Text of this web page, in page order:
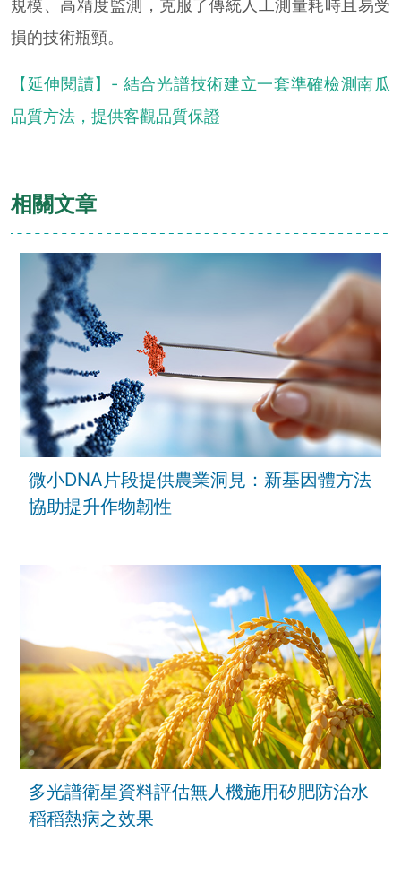
規模、高精度監測，克服了傳統人工測量耗時且易受
損的技術瓶頸。
【延伸閱讀】- 結合光譜技術建立一套準確檢測南瓜
品質方法，提供客觀品質保證
相關文章
微小DNA片段提供農業洞見：新基因體方法
協助提升作物韌性
多光譜衛星資料評估無人機施用矽肥防治水
稻稻熱病之效果